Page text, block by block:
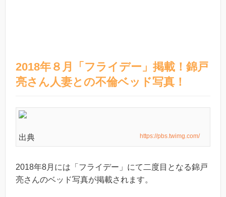
2018年８月「フライデー」掲載！錦戸
亮さん人妻との不倫ベッド写真！
出典 https://pbs.twimg.com/
2018年8月には「フライデー」にて二度目となる錦戸
亮さんのベッド写真が掲載されます。